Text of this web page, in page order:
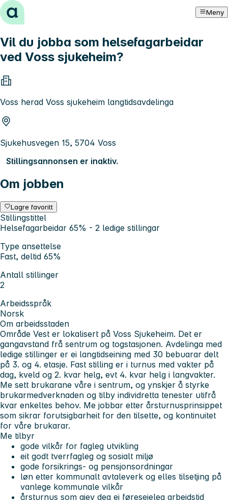
Hopp til innhold Meny
Vil du jobba som helsefagarbeidar
ved Voss sjukeheim?
Voss herad Voss sjukeheim langtidsavdelinga
Sjukehusvegen 15, 5704 Voss
Stillingsannonsen er inaktiv.
Om jobben
Lagre favoritt
Stillingstittel
Helsefagarbeidar 65% - 2 ledige stillingar
Type ansettelse
Fast, deltid 65%
Antall stillinger
2
Arbeidsspråk
Norsk
Om arbeidsstaden
Område Vest er lokalisert på Voss Sjukeheim. Det er
gangavstand frå sentrum og togstasjonen. Avdelinga med
ledige stillinger er ei langtidseining med 30 bebuarar delt
på 3. og 4. etasje. Fast stilling er i turnus med vakter på
dag, kveld og 2. kvar helg, evt 4. kvar helg i langvakter.
Me sett brukarane våre i sentrum, og ynskjer å styrke
brukarmedverknaden og tilby individretta tenester utifrå
kvar enkeltes behov. Me jobbar etter årsturnusprinsippet
som sikrar forutsigbarheit for den tilsette, og kontinuitet
for våre brukarar.
Me tilbyr
gode vilkår for fagleg utvikling
eit godt tverrfagleg og sosialt miljø
gode forsikrings- og pensjonsordningar
løn etter kommunalt avtaleverk og elles tilsetjing på
vanlege kommunale vilkår
årsturnus som gjev deg ei føreseieleg arbeidstid